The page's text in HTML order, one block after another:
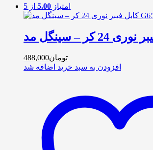
امتیاز 5.00 از 5
تومان488,000
افزودن به سبد خرید اضافه شد